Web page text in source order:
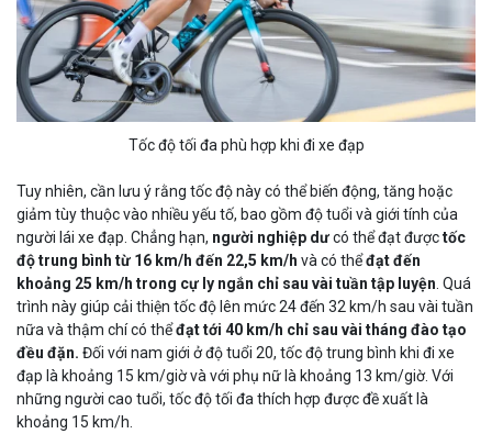
Tốc độ tối đa phù hợp khi đi xe đạp
Tuy nhiên, cần lưu ý rằng tốc độ này có thể biến động, tăng hoặc
giảm tùy thuộc vào nhiều yếu tố, bao gồm độ tuổi và giới tính của
người lái xe đạp. Chẳng hạn, người nghiệp dưcó thể đạt đượctốc
độ trung bình từ 16 km/h đến 22,5 km/h và có thểđạt đến
khoảng 25 km/h trong cự ly ngắn chỉ sau vài tuần tập luyện . Quá
trình này giúp cải thiện tốc độ lên mức 24 đến 32 km/h sau vài tuần
nữa và thậm chí có thểđạt tới 40 km/h chỉ sau vài tháng đào tạo
đều đặn. Đối với nam giới ở độ tuổi 20, tốc độ trung bình khi đi xe
đạp là khoảng 15 km/giờ và với phụ nữ là khoảng 13 km/giờ. Với
những người cao tuổi, tốc độ tối đa thích hợp được đề xuất là
khoảng 15 km/h.